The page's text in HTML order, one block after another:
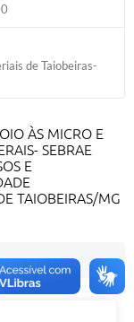
de Taiobeiras-
ÀS MICRO E
SEBRAE
E
TAIOBEIRAS/MG